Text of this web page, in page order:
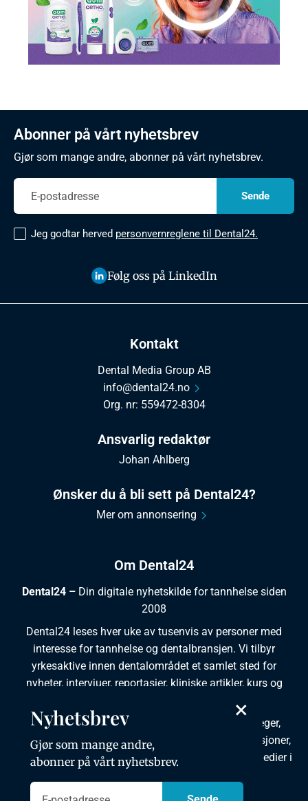
Om Dental24
Dental24 – Din digitale nyhetskilde for tannhelse siden
2008
Dental24 leses hver uke av tusenvis av personer med
interesse for tannhelse og dentalbransjen. Vi tilbyr
yrkesaktive innen dentalområdet et samlet sted for
nyheter, intervjuer, reportasjer, kliniske artikler, kurs og
Dental24 produseres i tett samarbeid med tannleger,
tannpleiere, tannsøkere, tannteknikere samt institusjoner,
foreninger, organisasjoner, leverandører og andre medier i
Kontakt
Dental Media Group AB
info@dental24.no
Org. nr: 559472-8304
Ansvarlig redaktør
Johan Ahlberg
Ønsker du å bli sett på Dental24?
Mer om annonsering
Abonner på vårt nyhetsbrev
Gjør som mange andre, abonner på vårt nyhetsbrev.
Jeg godtar herved personvernreglene til Dental24.
Følg oss på LinkedIn
×
Nyhetsbrev
Gjør som mange andre,
abonner på vårt nyhetsbrev.